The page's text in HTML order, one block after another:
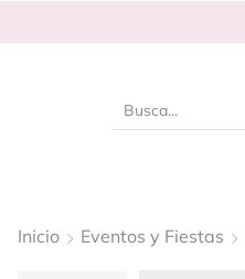
Inicio Eventos y Fiestas